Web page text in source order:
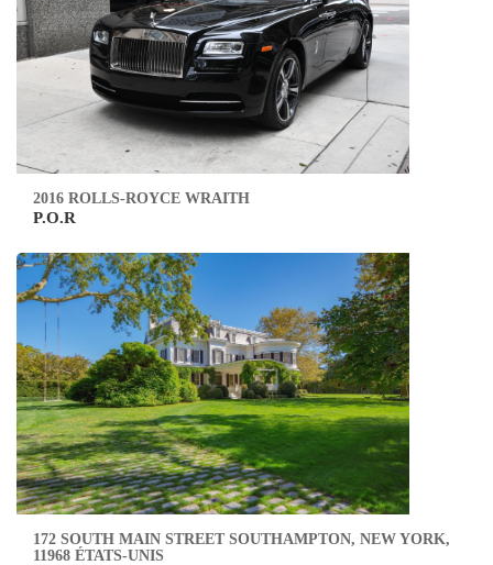
2016 ROLLS-ROYCE WRAITH
P.O.R
172 SOUTH MAIN STREET SOUTHAMPTON, NEW YORK,
11968 ÉTATS-UNIS